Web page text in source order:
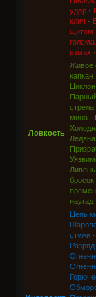
удар·
клич ·
щитом
голема
взмах ·
Ловкость:
Живое
капкан
Циклон
стрела
мина·
бросок
наугад
Цепь
стужи·
Разряд